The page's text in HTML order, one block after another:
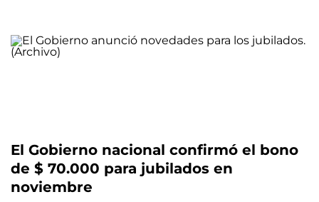
El Gobierno nacional confirmó el bono
de $ 70.000 para jubilados en
noviembre